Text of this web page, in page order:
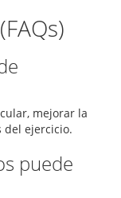
mejorar la
del ejercicio.
puede